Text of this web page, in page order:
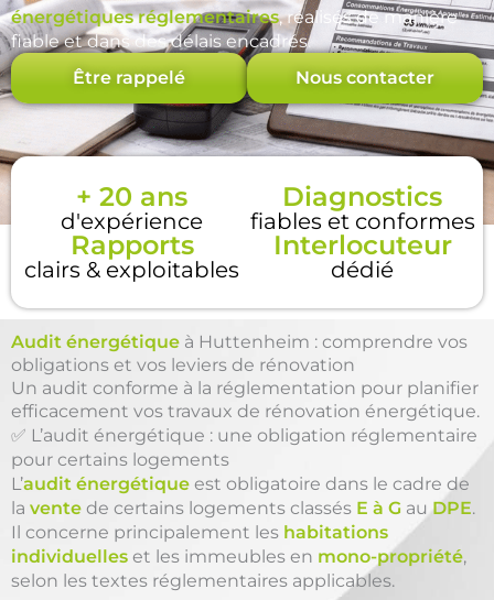
énergétiques réglementaires, réalisés de manière
fiable et dans des délais encadrés.
Être rappelé Nous contacter
+ 20 ans
d'expérience
Diagnostics
fiables et conformes
Rapports
clairs & exploitables
Interlocuteur
dédié
Audit énergétique à Huttenheim : comprendre vos
obligations et vos leviers de rénovation
Un audit conforme à la réglementation pour planifier
efficacement vos travaux de rénovation énergétique.
✅ L’audit énergétique : une obligation réglementaire
pour certains logements
L’audit énergétique est obligatoire dans le cadre de
la vente de certains logements classés E à G auDPE.
Il concerne principalement les habitations
individuelles et les immeubles en mono-propriété,
selon les textes réglementaires applicables.